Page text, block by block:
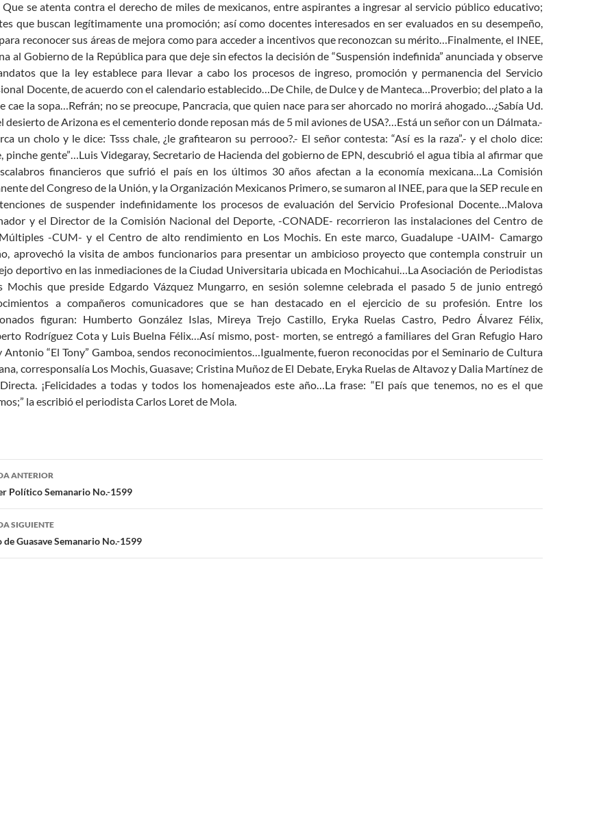
Que se atenta contra el derecho de miles de mexicanos, entre aspirantes a ingresar al servicio público educativo;
que buscan legítimamente una promoción; así como docentes interesados en ser evaluados en su desempeño,
reconocer sus áreas de mejora como para acceder a incentivos que reconozcan su mérito…Finalmente, el INEE,
al Gobierno de la República para que deje sin efectos la decisión de “Suspensión indefinida” anunciada y observe
que la ley establece para llevar a cabo los procesos de ingreso, promoción y permanencia del Servicio
Docente, de acuerdo con el calendario establecido…De Chile, de Dulce y de Manteca…Proverbio; del plato a la
cae la sopa…Refrán; no se preocupe, Pancracia, que quien nace para ser ahorcado no morirá ahogado…¿Sabía Ud.
desierto de Arizona es el cementerio donde reposan más de 5 mil aviones de USA?…Está un señor con un Dálmata.-
un cholo y le dice: Tsss chale, ¿le grafitearon su perrooo?.- El señor contesta: “Así es la raza”.- y el cholo dice:
pinche gente”…Luis Videgaray, Secretario de Hacienda del gobierno de EPN, descubrió el agua tibia al afirmar que
financieros que sufrió el país en los últimos 30 años afectan a la economía mexicana…La Comisión
del Congreso de la Unión, y la Organización Mexicanos Primero, se sumaron al INEE, para que la SEP recule en
de suspender indefinidamente los procesos de evaluación del Servicio Profesional Docente…Malova
y el Director de la Comisión Nacional del Deporte, -CONADE- recorrieron las instalaciones del Centro de
-CUM- y el Centro de alto rendimiento en Los Mochis. En este marco, Guadalupe -UAIM- Camargo
aprovechó la visita de ambos funcionarios para presentar un ambicioso proyecto que contempla construir un
deportivo en las inmediaciones de la Ciudad Universitaria ubicada en Mochicahui…La Asociación de Periodistas
Mochis que preside Edgardo Vázquez Mungarro, en sesión solemne celebrada el pasado 5 de junio entregó
a compañeros comunicadores que se han destacado en el ejercicio de su profesión. Entre los
figuran: Humberto González Islas, Mireya Trejo Castillo, Eryka Ruelas Castro, Pedro Álvarez Félix,
Rodríguez Cota y Luis Buelna Félix…Así mismo, post- morten, se entregó a familiares del Gran Refugio Haro
Antonio “El Tony” Gamboa, sendos reconocimientos…Igualmente, fueron reconocidas por el Seminario de Cultura
corresponsalía Los Mochis, Guasave; Cristina Muñoz de El Debate, Eryka Ruelas de Altavoz y Dalia Martínez de
¡Felicidades a todas y todos los homenajeados este año…La frase: “El país que tenemos, no es el que
la escribió el periodista Carlos Loret de Mola.
ANTERIOR
Político Semanario No.-1599
SIGUIENTE
de Guasave Semanario No.-1599